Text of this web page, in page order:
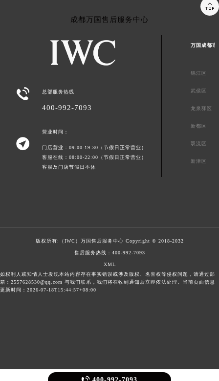
成都万国售后服务中心
 总部服务热线
400-992-7093

营业时间：
门店营业：09:00-19:30（节假日正常营业）
客服在线：08:00-22:00（节假日正常营业）
客服及门店节假日不休
万国成都市
锦江区
武侯区
龙泉驿区
新都区
双流区
新津区
版权所有:（IWC） 万国售后服务中心 Copyright © 2018-2032
售后服务热线： 400-992-7093
XML
如权利人或知情人士发现本站内容存在事实错误或涉及版权、名誉权等侵权问题，请通过邮
箱：2557628530@qq.com 与我们联系，我们将在收到通知后立即依法处理。当前页面信息
更新时间：2026-07-18T15:44:57+08:00
